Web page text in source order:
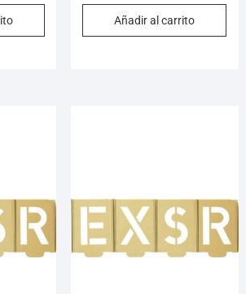
Añadir al carrito